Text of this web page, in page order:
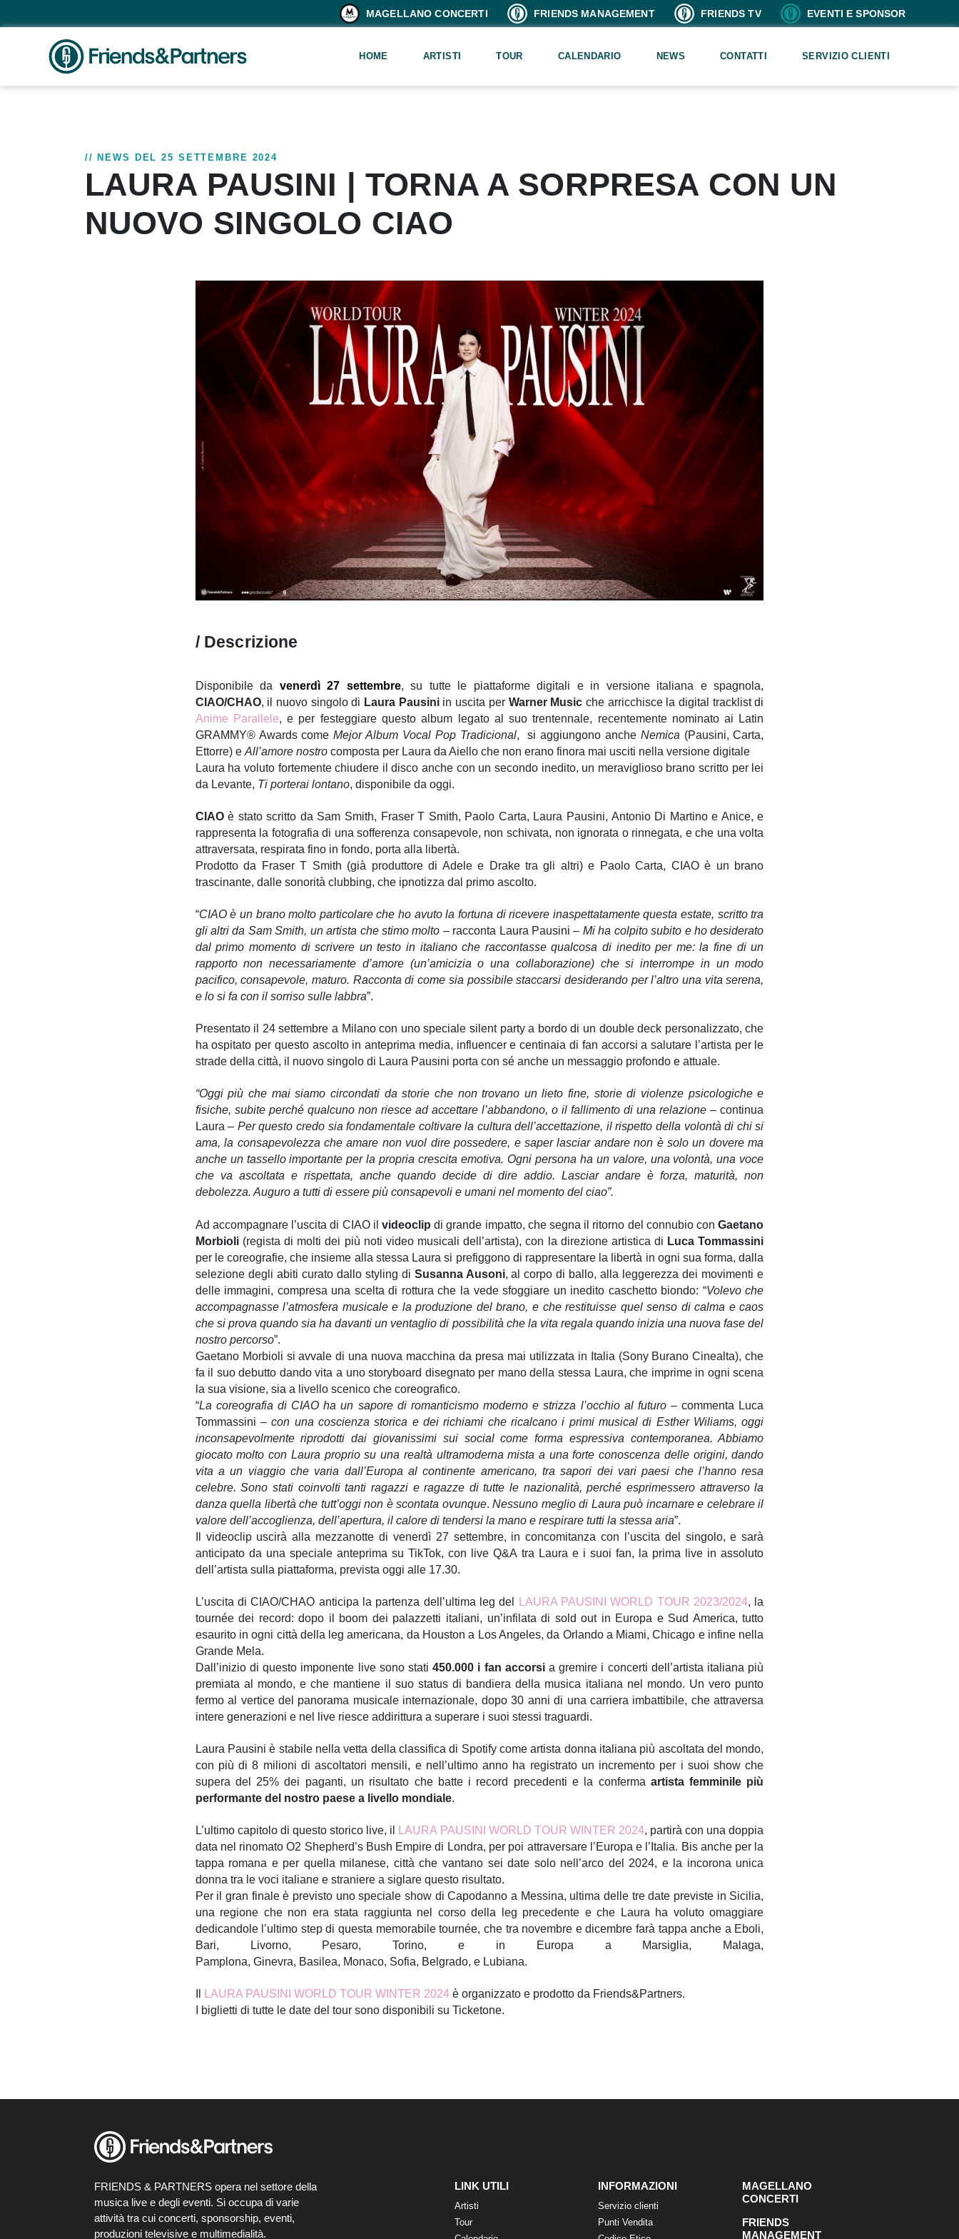
MAGELLANO CONCERTI FRIENDS MANAGEMENT FRIENDS TV EVENTI E SPONSOR
HOME ARTISTI TOUR CALENDARIO NEWS CONTATTI SERVIZIO CLIENTI
// NEWS DEL 25 SETTEMBRE 2024
LAURA PAUSINI | TORNA A SORPRESA CON UN
NUOVO SINGOLO CIAO
/ Descrizione
Disponibile da venerdì 27 settembre, su tutte le piattaforme digitali e in versione italiana e spagnola,
CIAO/CHAO, il nuovo singolo di Laura Pausiniin uscita per Warner Music che arricchisce la digital tracklist di
Anime Parallele, e per festeggiare questo album legato al suo trentennale, recentemente nominato ai Latin
GRAMMY® Awards comeMejor Album Vocal Pop Tradicional, si aggiungono anche Nemica(Pausini, Carta,
Ettorre) eAll’amore nostrocomposta per Laura da Aiello che non erano finora mai usciti nella versione digitale
Laura ha voluto fortemente chiudere il disco anche con un secondo inedito, un meraviglioso brano scritto per lei
da Levante, Ti porterai lontano, disponibile da oggi.
CIAOè stato scritto da Sam Smith, Fraser T Smith, Paolo Carta, Laura Pausini, Antonio Di Martino e Anice, e
rappresenta la fotografia di una sofferenza consapevole, non schivata, non ignorata o rinnegata, e che una volta
attraversata, respirata fino in fondo, porta alla libertà.
Prodotto da Fraser T Smith (già produttore di Adele e Drake tra gli altri) e Paolo Carta, CIAO è un brano
trascinante, dalle sonorità clubbing, che ipnotizza dal primo ascolto.
“CIAO è un brano molto particolare che ho avuto la fortuna di ricevere inaspettatamente questa estate, scritto tra
gli altri da Sam Smith, un artista che stimo molto – racconta Laura Pausini – Mi ha colpito subito e ho desiderato
dal primo momento di scrivere un testo in italiano che raccontasse qualcosa di inedito per me: la fine di un
rapporto non necessariamente d’amore (un’amicizia o una collaborazione) che si interrompe in un modo
pacifico, consapevole, maturo. Racconta di come sia possibile staccarsi desiderando per l’altro una vita serena,
e lo si fa con il sorriso sulle labbra”.
Presentato il 24 settembre a Milano con uno speciale silent party a bordo di un double deck personalizzato, che
ha ospitato per questo ascolto in anteprima media, influencer e centinaia di fan accorsi a salutare l’artista per le
strade della città, il nuovo singolo di Laura Pausini porta con sé anche un messaggio profondo e attuale.
“Oggi più che mai siamo circondati da storie che non trovano un lieto fine, storie di violenze psicologiche e
fisiche, subite perché qualcuno non riesce ad accettare l’abbandono, o il fallimento di una relazione– continua
Laura– Per questo credo sia fondamentale coltivare la cultura dell’accettazione, il rispetto della volontà di chi si
ama, la consapevolezza che amare non vuol dire possedere, e saper lasciar andare non è solo un dovere ma
anche un tassello importante per la propria crescita emotiva. Ogni persona ha un valore, una volontà, una voce
che va ascoltata e rispettata, anche quando decide di dire addio. Lasciar andare è forza, maturità, non
debolezza. Auguro a tutti di essere più consapevoli e umani nel momento del ciao”.
Ad accompagnare l’uscita di CIAO il videoclip di grande impatto, che segna il ritorno del connubio conGaetano
Morbioli (regista di molti dei più noti video musicali dell’artista), con la direzione artistica di Luca Tommassini
per le coreografie, che insieme alla stessa Laura si prefiggono di rappresentare la libertà in ogni sua forma, dalla
selezione degli abiti curato dallo styling di Susanna Ausoni, al corpo di ballo, alla leggerezza dei movimenti e
delle immagini, compresa una scelta di rottura che la vede sfoggiare un inedito caschetto biondo: “Volevo che
accompagnasse l’atmosfera musicale e la produzione del brano, e che restituisse quel senso di calma e caos
che si prova quando sia ha davanti un ventaglio di possibilità che la vita regala quando inizia una nuova fase del
nostro percorso”.
Gaetano Morbioli si avvale di una nuova macchina da presa mai utilizzata in Italia (Sony Burano Cinealta), che
fa il suo debutto dando vita a uno storyboard disegnato per mano della stessa Laura, che imprime in ogni scena
la sua visione, sia a livello scenico che coreografico.
“La coreografia di CIAO ha un sapore di romanticismo moderno e strizza l’occhio al futuro –commenta Luca
Tommassini –con una coscienza storica e dei richiami che ricalcano i primi musical di Esther Wiliams, oggi
inconsapevolmente riprodotti dai giovanissimi sui social come forma espressiva contemporanea. Abbiamo
giocato molto con Laura proprio su una realtà ultramoderna mista a una forte conoscenza delle origini, dando
vita a un viaggio che varia dall’Europa al continente americano, tra sapori dei vari paesi che l’hanno resa
celebre. Sono stati coinvolti tanti ragazzi e ragazze di tutte le nazionalità, perché esprimessero attraverso la
danza quella libertà che tutt’oggi non è scontata ovunque.Nessuno meglio di Laura può incarnare e celebrare il
valore dell’accoglienza, dell’apertura, il calore di tendersi la mano e respirare tutti la stessa aria”.
Il videoclip uscirà alla mezzanotte di venerdì 27 settembre, in concomitanza con l’uscita del singolo, e sarà
anticipato da una speciale anteprima su TikTok, con live Q&A tra Laura e i suoi fan, la prima live in assoluto
dell’artista sulla piattaforma, prevista oggi alle 17.30.
L’uscita di CIAO/CHAO anticipa la partenza dell’ultima leg del LAURA PAUSINI WORLD TOUR 2023/2024, la
tournée dei record: dopo il boom dei palazzetti italiani, un’infilata di sold out in Europa e Sud America, tutto
esaurito in ogni città della leg americana, da Houston a Los Angeles, da Orlando a Miami, Chicago e infine nella
Grande Mela.
Dall’inizio di questo imponente live sono stati450.000 i fan accorsia gremire i concerti dell’artista italiana più
premiata al mondo, e che mantiene il suo status di bandiera della musica italiana nel mondo. Un vero punto
fermo al vertice del panorama musicale internazionale, dopo 30 anni di una carriera imbattibile, che attraversa
intere generazioni e nel live riesce addirittura a superare i suoi stessi traguardi.
Laura Pausini è stabile nella vetta della classifica di Spotify come artista donna italiana più ascoltata del mondo,
con più di 8 milioni di ascoltatori mensili, e nell’ultimo anno ha registrato un incremento per i suoi show che
supera del 25% dei paganti, un risultato che batte i record precedenti e la conferma artista femminile più
performante del nostro paese a livello mondiale.
L’ultimo capitolo di questo storico live, il LAURA PAUSINI WORLD TOUR WINTER 2024, partirà con una doppia
data nel rinomato O2 Shepherd’s Bush Empire di Londra, per poi attraversare l’Europa e l’Italia. Bis anche per la
tappa romana e per quella milanese, città che vantano sei date solo nell’arco del 2024, e la incorona unica
donna tra le voci italiane e straniere a siglare questo risultato.
Per il gran finale è previsto uno speciale show di Capodanno a Messina, ultima delle tre date previste in Sicilia,
una regione che non era stata raggiunta nel corso della leg precedente e che Laura ha voluto omaggiare
dedicandole l’ultimo step di questa memorabile tournée, che tra novembre e dicembre farà tappa anche a Eboli,
Bari, Livorno, Pesaro, Torino, e in Europa a Marsiglia, Malaga,
Pamplona, Ginevra, Basilea, Monaco, Sofia, Belgrado, e Lubiana.
LAURA PAUSINI WORLD TOUR WINTER 2024 è organizzato e prodotto da Friends&Partners.
I biglietti di tutte le date del tour sono disponibili su Ticketone.
FRIENDS & PARTNERS opera nel settore della
musica live e degli eventi. Si occupa di varie
attività tra cui concerti, sponsorship, eventi,
produzioni televisive e multimedialità.
LINK UTILI
Artisti
Tour
INFORMAZIONI
Servizio clienti
Punti Vendita
MAGELLANO
CONCERTI
FRIENDS
MANAGEMENT